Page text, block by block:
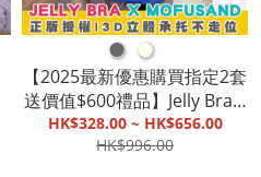
●●
【2025最新優惠購買指定2套
送價值$600禮品】Jelly Bra x
Mofusand(四款可選)|正版授
權|3D立體承托不走位【截
HK$328.00 ~ HK$656.00
HK$996.00